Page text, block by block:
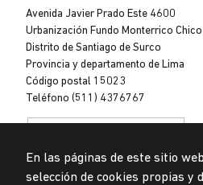
de
Lima
Avenida Javier Prado Este 4600
Urbanización Fundo Monterrico Chico
Distrito de Santiago de Surco
Provincia y departamento de Lima
Código postal 15023
Teléfono (511) 4376767
En las páginas de este sitio
selección de cookies propias y